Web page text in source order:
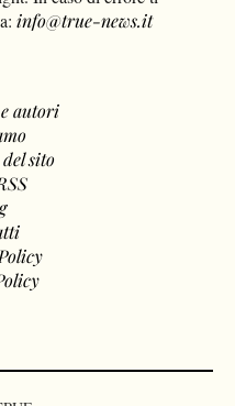
info@true-news.it
autori
sito